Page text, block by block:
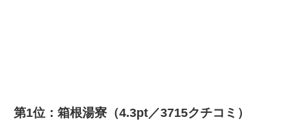
第1位：箱根湯寮（4.3pt／3715クチコミ）